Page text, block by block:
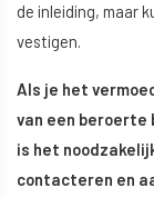
de inleiding, maar
vestigen.
Als je het
van een beroerte
is het
contacteren en